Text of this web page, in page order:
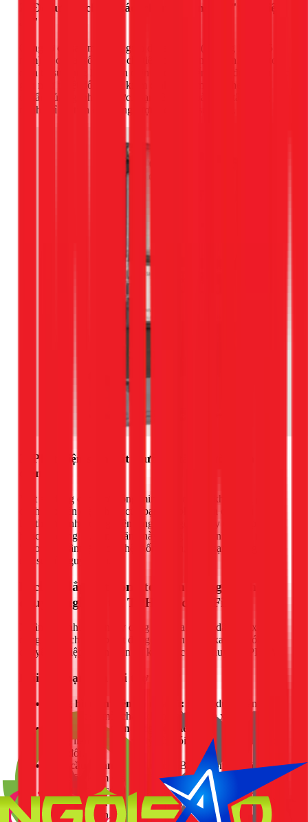
2. Đo lường chính xác, chấm dứt nỗi lo "tiền điện
ảo"
Công tơ cơ sau một thời gian dài sử dụng (thường là trên 5
năm) sẽ có sai số do các chi tiết cơ khí bị mài mòn. Công tơ
điện tử sử dụng linh kiện điện tử để đo đếm, cho độ chính xác
gần như tuyệt đối, được kiểm định nghiêm ngặt theo tiêu
chuẩn của ngành điện lực. Bạn sẽ hoàn toàn yên tâm rằng
mình chỉ trả tiền cho đúng lượng điện đã sử dụng.
3. Phát hiện sớm bất thường, tăng cường an toàn
điện
Một số dòng công tơ thông minh cao cấp có khả năng gửi
cảnh báo đến điện thoại của bạn khi phát hiện các dấu hiệu
bất thường như dòng điện tăng đột ngột (nguy cơ chập cháy)
hoặc có dòng rò. Tính năng này đóng vai trò như một người
"bảo vệ" thầm lặng cho hệ thống điện, giúp bạn phòng ngừa
các sự cố nguy hiểm.
Dịch vụ lắp đặt công tơ điện thông minh
chuyên nghiệp tại TPHCM của 1Fix
Nhận thấy nhu cầu ngày càng cao của người dân, 1Fix.vn
cung cấp dịch vụ lắp đặt đồng hồ điện tử đo xa trọn gói,
chuyên nghiệp và an toàn tại khắp các quận huyện TPHCM.
Khi nào bạn nên gọi thợ 1Fix?
Đồng hồ điện hiện tại quá cũ: Đã sử dụng trên 5
năm, mặt số mờ, chạy không còn chính xác.
Hóa đơn tiền điện tăng đột biến:
tháng liền tăng cao vô lý dù thói quen sử dụng không
thay đổi.
Nhu cầu quản lý điện năng:
Bạn muốn chủ động
theo dõi, kiểm soát và tiết kiệm chi phí tiền điện cho gia
đình hoặc cơ sở kinh doanh (nhà trọ, cửa hàng).
Xây nhà mới hoặc tách hộ:Cần lắp đặt công tơ điện
mới hoàn toàn.